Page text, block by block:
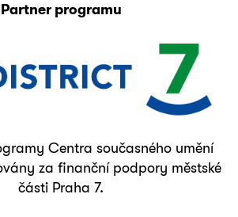
Partner programu
Centra současného umění
za finanční podpory městské
části Praha 7.